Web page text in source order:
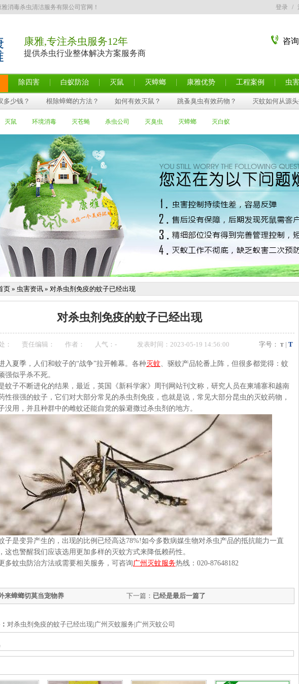
登录 /
消毒杀虫清洁服务有限公司官网！
康雅,专注杀虫服务12年
提供杀虫行业整体解决方案服务商
咨
除四害 白蚁防治 灭鼠 灭蟑螂 康雅优势 工程案例 虫
多少钱？ 根除蟑螂的方法？ 如何有效灭鼠？ 跳蚤臭虫有效药物？ 灭蚊如何从源
灭鼠 环境消毒 灭苍蝇 杀虫公司 灭臭虫 灭蟑螂 灭白蚁
页 » 虫害资讯 » 对杀虫剂免疫的蚊子已经出现
对杀虫剂免疫的蚊子已经出现
字号： T | T
： 责任编辑： 作者： 人气： - 发表时间：2023-05-19 14:56:00
入夏季，人们和蚊子的“战争”拉开帷幕。各种 灭蚊、驱蚊产品轮番上阵，但很多都觉得：蚊
强似乎杀不死。
子不断进化的结果，最近，英国《新科学家》周刊网站刊文称，研究人员在柬埔寨和越南
性很强的蚊子，它们对大部分常见的杀虫剂免疫，也就是说，常见大部分昆虫的灭蚊药物，
没用，并且种群中的雌蚊还能自觉的躲避撒过杀虫剂的地方。
是变异产生的，出现的比例已经高达78%!如今多数病媒生物对杀虫产品的抵抗能力一直
这也警醒我们应该选用更加多样的灭蚊方式来降低赖药性。
蚊虫防治方法或需要相关服务，可咨询广州灭蚊服务热线： 020-87648182
下一篇： 已经是最后一篇了
来蟑螂切莫当宠物养
对杀虫剂免疫的蚊子已经出现|广州灭蚊服务|广州灭蚊公司